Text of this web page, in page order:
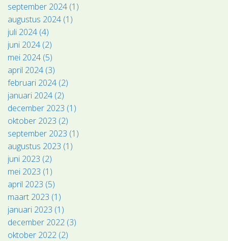
september 2024 (1)
augustus 2024 (1)
juli 2024 (4)
juni 2024 (2)
mei 2024 (5)
april 2024 (3)
februari 2024 (2)
januari 2024 (2)
december 2023 (1)
oktober 2023 (2)
september 2023 (1)
augustus 2023 (1)
juni 2023 (2)
mei 2023 (1)
april 2023 (5)
maart 2023 (1)
januari 2023 (1)
december 2022 (3)
oktober 2022 (2)